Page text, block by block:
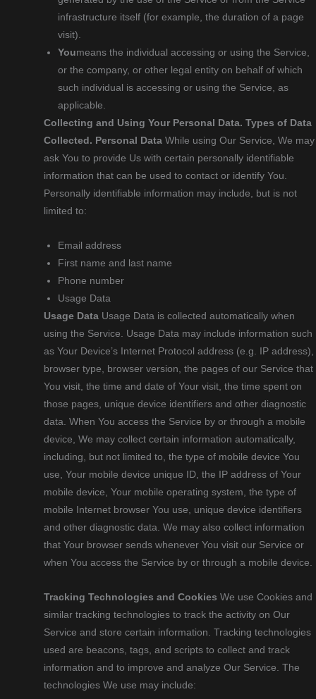
infrastructure itself (for example, the duration of a page
visit).
Youmeans the individual accessing or using the Service,
or the company, or other legal entity on behalf of which
such individual is accessing or using the Service, as
applicable.
Collecting and Using Your Personal Data. Types of Data
Collected. Personal Data While using Our Service, We may
ask You to provide Us with certain personally identifiable
information that can be used to contact or identify You.
Personally identifiable information may include, but is not
limited to:
Email address
First name and last name
Phone number
Usage Data
Usage Data Usage Data is collected automatically when
using the Service. Usage Data may include information such
as Your Device’s Internet Protocol address (e.g. IP address),
browser type, browser version, the pages of our Service that
You visit, the time and date of Your visit, the time spent on
those pages, unique device identifiers and other diagnostic
data. When You access the Service by or through a mobile
device, We may collect certain information automatically,
including, but not limited to, the type of mobile device You
use, Your mobile device unique ID, the IP address of Your
mobile device, Your mobile operating system, the type of
mobile Internet browser You use, unique device identifiers
and other diagnostic data. We may also collect information
that Your browser sends whenever You visit our Service or
when You access the Service by or through a mobile device.
Tracking Technologies and Cookies We use Cookies and
similar tracking technologies to track the activity on Our
Service and store certain information. Tracking technologies
used are beacons, tags, and scripts to collect and track
information and to improve and analyze Our Service. The
technologies We use may include: